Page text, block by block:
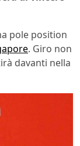
pole position
. Giro non
davanti nella